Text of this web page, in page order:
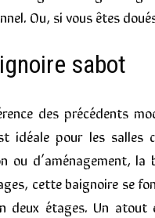
Ou, si vous êtes
sabot
des précédents
idéale pour les
ou d’aménagement,
cette baignoire se
deux étages. Un